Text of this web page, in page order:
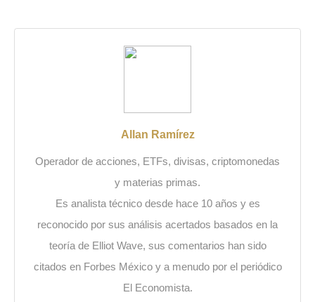
Allan Ramírez
Operador de acciones, ETFs, divisas, criptomonedas
y materias primas.
Es analista técnico desde hace 10 años y es
reconocido por sus análisis acertados basados en la
teoría de Elliot Wave, sus comentarios han sido
citados en Forbes México y a menudo por el periódico
El Economista.